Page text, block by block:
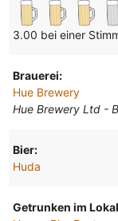
3.00 bei einer
Brauerei:
Hue Brewery
Hue Brewery Ltd -
Bier:
Huda
Getrunken im